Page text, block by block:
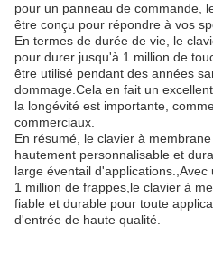
pour un panneau de commande,
être conçu pour répondre à vos
En termes de durée de vie, le
pour durer jusqu'à 1 million de
être utilisé pendant des années
dommage.Cela en fait un
la longévité est importante,
commerciaux.
En résumé, le clavier à
hautement personnalisable et
large éventail
1 million de frappes,le clavier à
fiable et durable pour toute
d'entrée de haute qualité.